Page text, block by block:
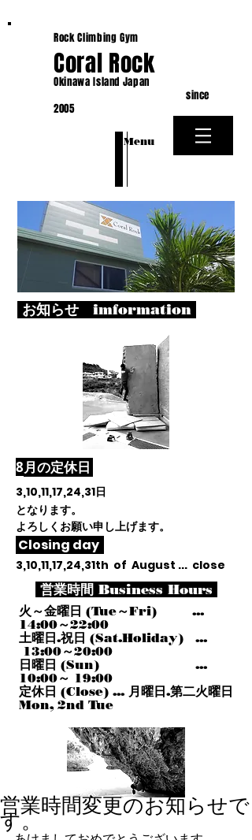
Rock Climbing Gym
Coral Rock
Okinawa Island Japan
since
2005
​Menu
お知らせ imformation
​8月の定休日
3,10,11,17,24,31日
となります。
よろしくお願い申し上げます。
Closing day
3,10,11,17,24,31th of August ... close
営業時間 Business Hours
火～金曜日 (Tue～Fri) ...
14:00～22:00
土曜日.祝日 (Sat.Holiday) ...
13:00～20:00
日曜日 (Sun) ...
10:00～ 19:00
定休日 (Close) ... 月曜日.第二火曜日
Mon, 2nd Tue
営業時間変更のお知らせで
す。